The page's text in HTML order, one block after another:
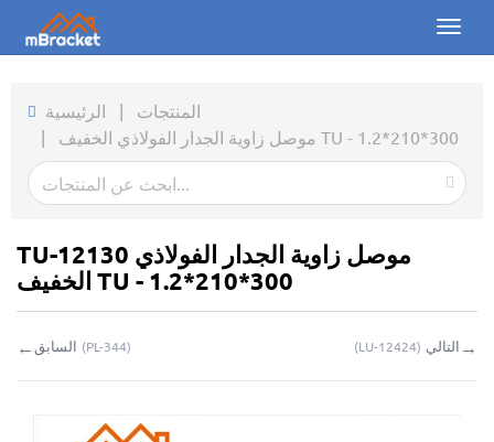
Toggle
المنتجات
الأخبار
الصور
اتصل بنا
الرئيسية | المنتجات
|
موصل زاوية الجدار الفولاذي الخفيف TU - 1.2*210*300
TU-12130 موصل زاوية الجدار الفولاذي
الخفيف TU - 1.2*210*300
← السابق (PL-344) (LU-12424) التالي →